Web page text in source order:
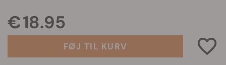
€ 18.95
FØJ TIL KURV